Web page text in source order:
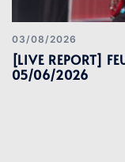
03/08/2026
[LIVE REPORT]
05/06/2026